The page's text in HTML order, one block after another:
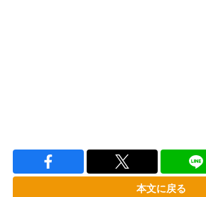
本文に戻る